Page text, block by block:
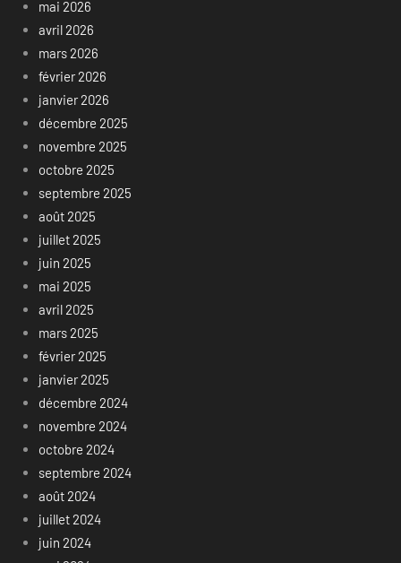
mai 2026
avril 2026
mars 2026
février 2026
janvier 2026
décembre 2025
novembre 2025
octobre 2025
septembre 2025
août 2025
juillet 2025
juin 2025
mai 2025
avril 2025
mars 2025
février 2025
janvier 2025
décembre 2024
novembre 2024
octobre 2024
septembre 2024
août 2024
juillet 2024
juin 2024